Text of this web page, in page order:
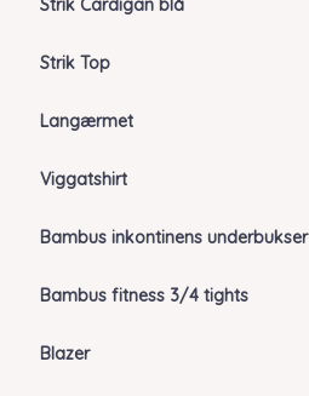
Strik Cardigan blå
Strik Top
Langærmet
Viggatshirt
Bambus inkontinens underbukser
Bambus fitness 3/4 tights
Blazer